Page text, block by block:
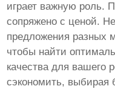
играет важную роль.
сопряжено с ценой.
предложения разных
чтобы найти
качества для вашего
сэкономить, выбирая